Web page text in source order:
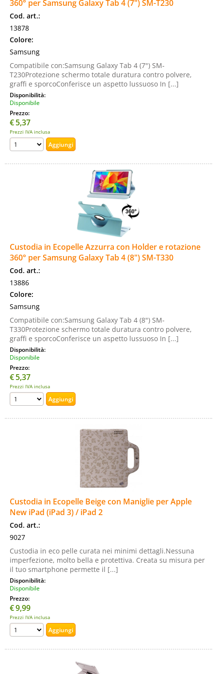
360° per Samsung Galaxy Tab 4 (7") SM-T230
Cod. art.:
13878
Colore:
Samsung
Compatibile con:Samsung Galaxy Tab 4 (7") SM-
T230Protezione schermo totale duratura contro polvere,
graffi e sporcoConferisce un aspetto lussuoso In [...]
Disponibilità:
Disponibile
Prezzo:
€5,37
Prezzi IVA inclusa
Custodia in Ecopelle Azzurra con Holder e rotazione
360° per Samsung Galaxy Tab 4 (8") SM-T330
Cod. art.:
13886
Colore:
Samsung
Compatibile con:Samsung Galaxy Tab 4 (8") SM-
T330Protezione schermo totale duratura contro polvere,
graffi e sporcoConferisce un aspetto lussuoso In [...]
Disponibilità:
Disponibile
Prezzo:
€5,37
Prezzi IVA inclusa
Custodia in Ecopelle Beige con Maniglie per Apple
New iPad (iPad 3) / iPad 2
Cod. art.:
9027
Custodia in eco pelle curata nei minimi dettagli.Nessuna
imperfezione, molto bella e protettiva. Creata su misura per
il tuo smartphone permette il [...]
Disponibilità:
Disponibile
Prezzo:
€9,99
Prezzi IVA inclusa